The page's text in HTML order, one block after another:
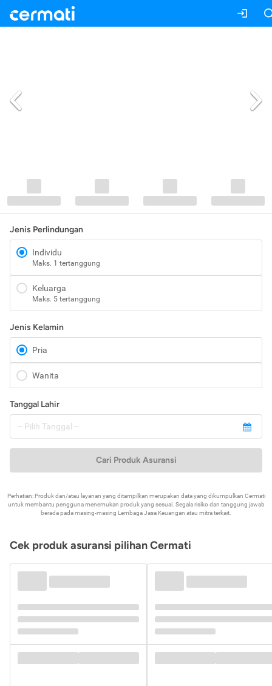
Jenis Perlindungan
Individu
Maks. 1 tertanggung
Keluarga
Maks. 5 tertanggung
Jenis Kelamin
Pria
Wanita
Tanggal Lahir
Cari Produk Asuransi
Perhatian: Produk dan/atau layanan yang ditampilkan merupakan data yang dikumpulkan Cermati
untuk membantu pengguna menemukan produk yang sesuai. Segala risiko dan tanggung jawab
berada pada masing-masing Lembaga Jasa Keuangan atau mitra terkait.
Cek produk asuransi pilihan Cermati